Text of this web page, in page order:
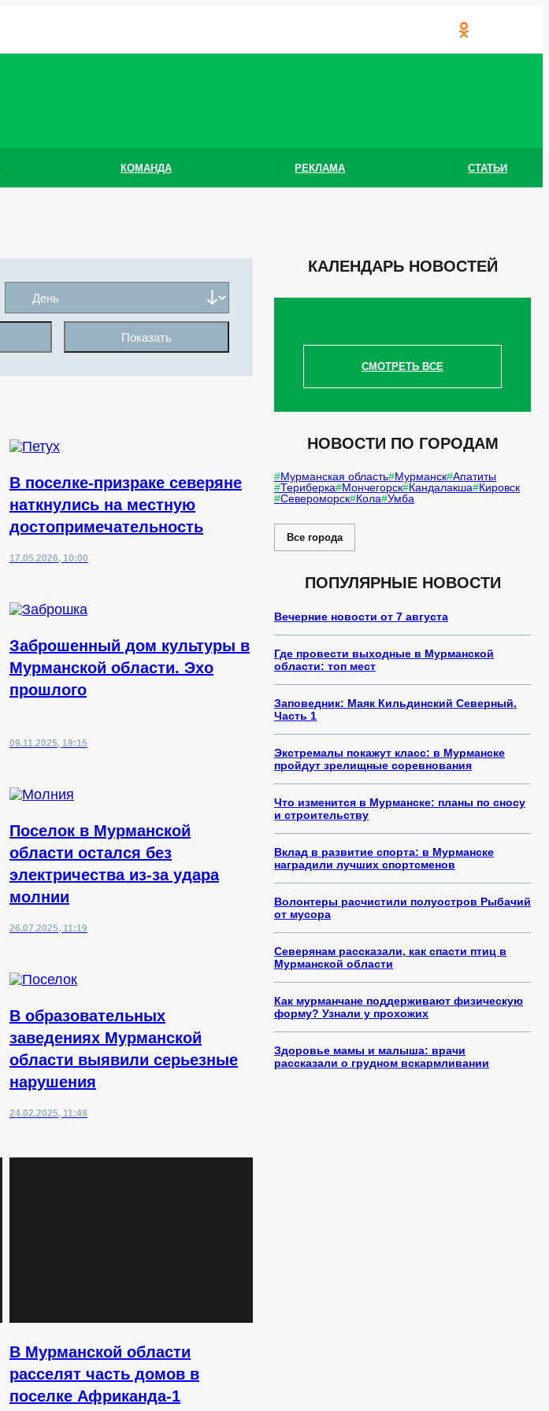
КОМАНДА РЕКЛАМА СТАТЬИ
Показать
В поселке-призраке северяне
наткнулись на местную
достопримечательность
17.05.2026, 10:00
Заброшенный дом культуры в
Мурманской области. Эхо
прошлого
09.11.2025, 19:15
Поселок в Мурманской
области остался без
электричества из-за удара
молнии
26.07.2025, 11:19
В образовательных
заведениях Мурманской
области выявили серьезные
нарушения
24.02.2025, 11:49
В Мурманской области
расселят часть домов в
поселке Африканда-1
КАЛЕНДАРЬ НОВОСТЕЙ
СМОТРЕТЬ ВСЕ
НОВОСТИ ПО ГОРОДАМ
Мурманская область Мурманск Апатиты
Териберка
Мончегорск Кандалакша
Кировск
Североморск Кола Умба
Все города
ПОПУЛЯРНЫЕ НОВОСТИ
Вечерние новости от 7 августа
Где провести выходные в Мурманской
области: топ мест
Заповедник: Маяк Кильдинский Северный.
Часть 1
Экстремалы покажут класс: в Мурманске
пройдут зрелищные соревнования
Что изменится в Мурманске: планы по сносу
и строительству
Вклад в развитие спорта: в Мурманске
наградили лучших спортсменов
Волонтеры расчистили полуостров Рыбачий
от мусора
Северянам рассказали, как спасти птиц в
Мурманской области
Как мурманчане поддерживают физическую
форму? Узнали у прохожих
Здоровье мамы и малыша: врачи
рассказали о грудном вскармливании